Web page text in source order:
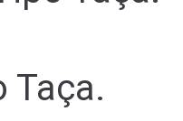
Taça.